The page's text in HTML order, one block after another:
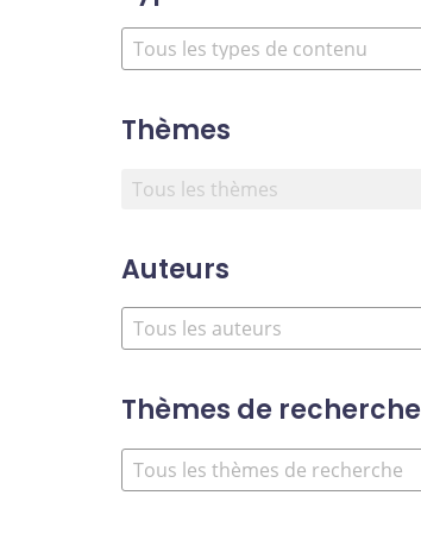
Thèmes
Auteurs
Thèmes de recherche